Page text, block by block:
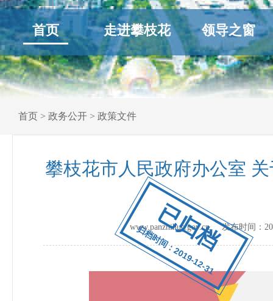
已归档
归档时间：2019-12-31
首页 走进攀枝花 领导之窗
首页 > 政务公开 > 政策文件
攀枝花市人民政府办公室
www.panzhihua.gov.cn 发布时间：